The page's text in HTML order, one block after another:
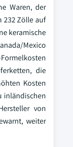
Waren, der
232 Zölle auf
keramische
Mexico
die
Kosten
inländischen
von
weiter